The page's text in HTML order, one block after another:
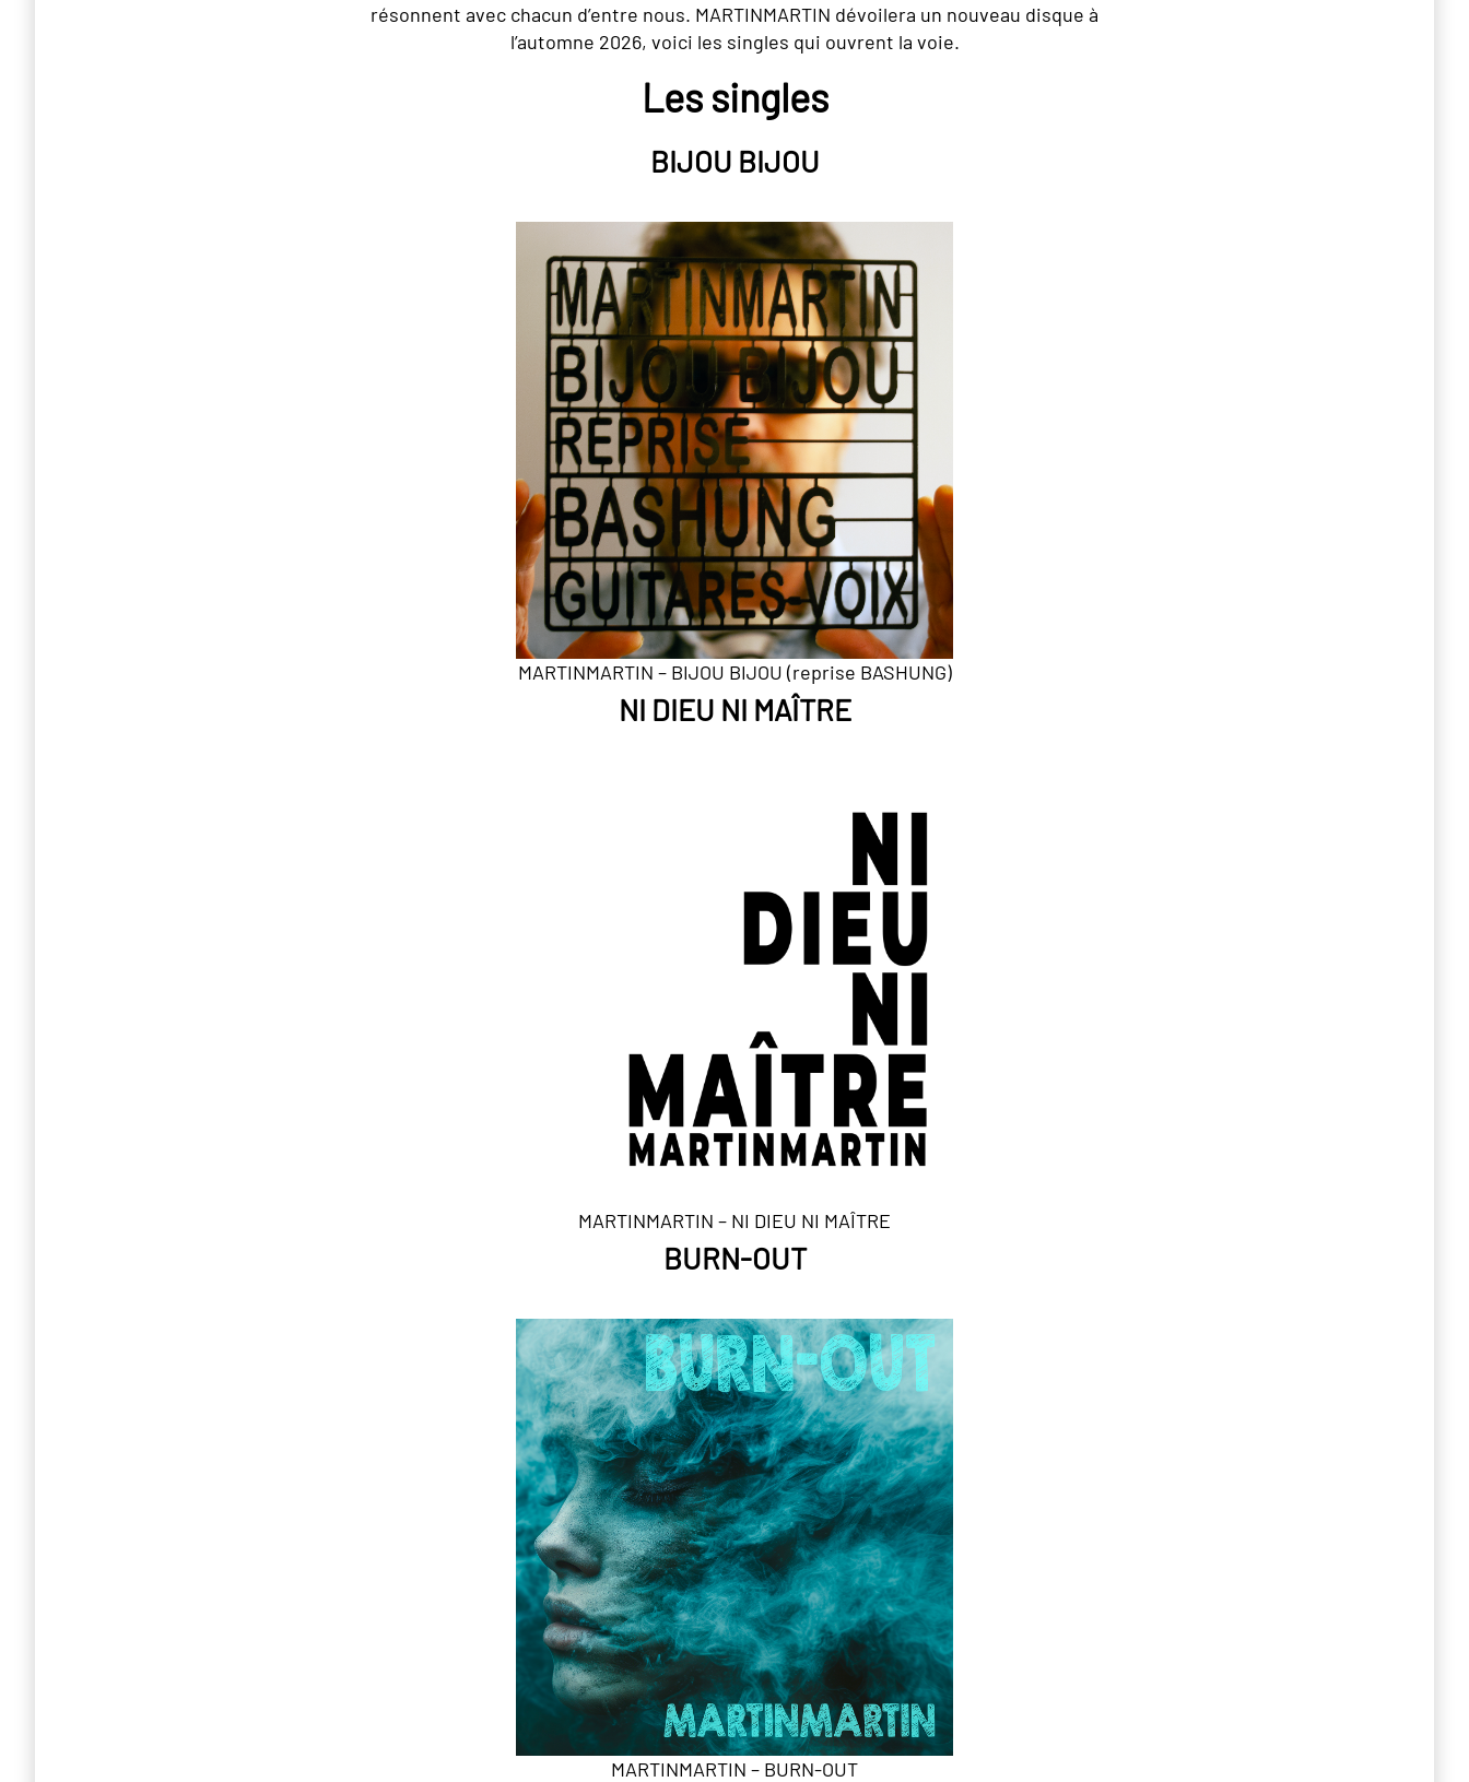
résonnent avec chacun d’entre nous. MARTINMARTIN dévoilera un nouveau disque à
l’automne 2026, voici les singles qui ouvrent la voie.
Les singles
BIJOU BIJOU
MARTINMARTIN – BIJOU BIJOU (reprise BASHUNG)
NI DIEU NI MAÎTRE
MARTINMARTIN – NI DIEU NI MAÎTRE
BURN-OUT
MARTINMARTIN – BURN-OUT